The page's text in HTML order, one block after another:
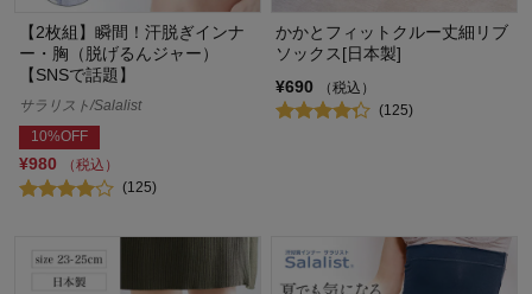
【2枚組】瞬間！汗脱ぎインナ
ー・胸（脱げるんジャー）
【SNSで話題】
サラリスト/Salalist
10%OFF
¥980
（税込）
(125)
かかとフィットクルー丈細リブ
ソックス[日本製]
¥690
（税込）
(125)